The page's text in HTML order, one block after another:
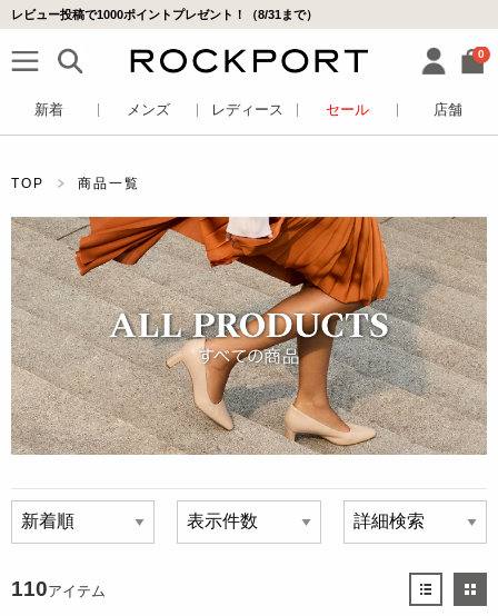
レビュー投稿で1000ポイントプレゼント！（8/31まで）
0
新着 メンズ レディース セール 店舗
TOP 商品一覧
110アイテム